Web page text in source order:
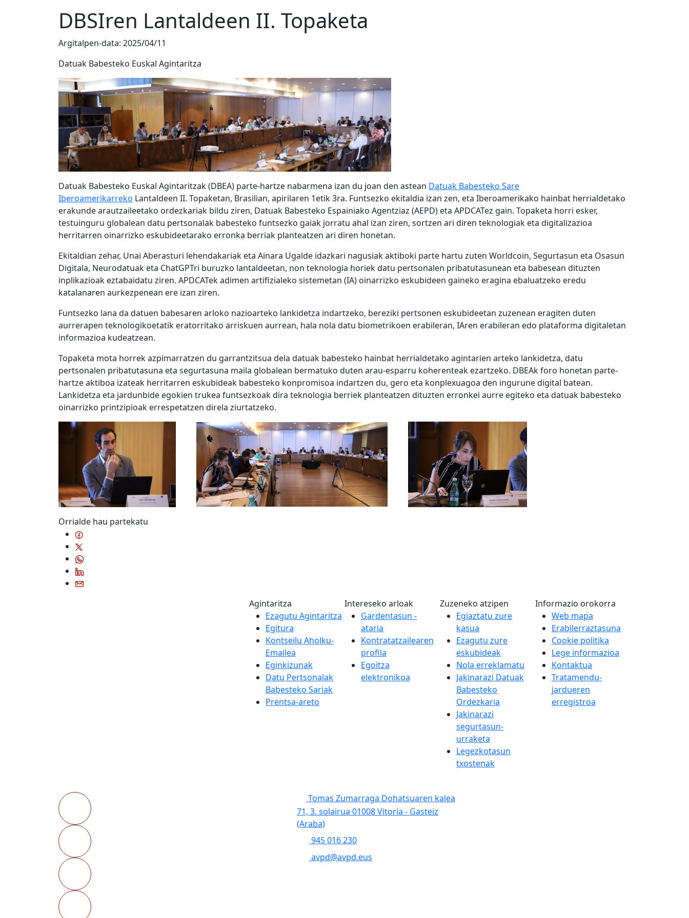
DBSIren Lantaldeen II. Topaketa
Argitalpen-data: 2025/04/11
Datuak Babesteko Euskal Agintaritza
Datuak Babesteko Euskal Agintaritzak (DBEA) parte-hartze nabarmena izan du joan den astean Datuak Babesteko Sare
Iberoamerikarreko Lantaldeen II. Topaketan, Brasilian, apirilaren 1etik 3ra. Funtsezko ekitaldia izan zen, eta Iberoamerikako hainbat herrialdetako
erakunde arautzaileetako ordezkariak bildu ziren, Datuak Babesteko Espainiako Agentziaz (AEPD) eta APDCATez gain. Topaketa horri esker,
testuinguru globalean datu pertsonalak babesteko funtsezko gaiak jorratu ahal izan ziren, sortzen ari diren teknologiak eta digitalizazioa
herritarren oinarrizko eskubideetarako erronka berriak planteatzen ari diren honetan.
Ekitaldian zehar, Unai Aberasturi lehendakariak eta Ainara Ugalde idazkari nagusiak aktiboki parte hartu zuten Worldcoin, Segurtasun eta Osasun
Digitala, Neurodatuak eta ChatGPTri buruzko lantaldeetan, non teknologia horiek datu pertsonalen pribatutasunean eta babesean dituzten
inplikazioak eztabaidatu ziren. APDCATek adimen artifizialeko sistemetan (IA) oinarrizko eskubideen gaineko eragina ebaluatzeko eredu
katalanaren aurkezpenean ere izan ziren.
Funtsezko lana da datuen babesaren arloko nazioarteko lankidetza indartzeko, bereziki pertsonen eskubideetan zuzenean eragiten duten
aurrerapen teknologikoetatik eratorritako arriskuen aurrean, hala nola datu biometrikoen erabileran, IAren erabileran edo plataforma digitaletan
informazioa kudeatzean.
Topaketa mota horrek azpimarratzen du garrantzitsua dela datuak babesteko hainbat herrialdetako agintarien arteko lankidetza, datu
pertsonalen pribatutasuna eta segurtasuna maila globalean bermatuko duten arau-esparru koherenteak ezartzeko. DBEAk foro honetan parte-
hartze aktiboa izateak herritarren eskubideak babesteko konpromisoa indartzen du, gero eta konplexuagoa den ingurune digital batean.
Lankidetza eta jardunbide egokien trukea funtsezkoak dira teknologia berriek planteatzen dituzten erronkei aurre egiteko eta datuak babesteko
oinarrizko printzipioak errespetatzen direla ziurtatzeko.
Orrialde hau partekatu
Agintaritza
Ezagutu Agintaritza
Egitura
Kontseilu Aholku-
Emailea
Eginkizunak
Datu Pertsonalak
Babesteko Sariak
Prentsa-areto
Intereseko arloak
Gardentasun -
ataria
Kontratatzailearen
profila
Egoitza
elektronikoa
Zuzeneko atzipen
Egiaztatu zure
kasua
Ezagutu zure
eskubideak
Nola erreklamatu
Jakinarazi Datuak
Babesteko
Ordezkaria
Jakinarazi
segurtasun-
urraketa
Legezkotasun
txostenak
Informazio orokorra
Web mapa
Erabilerraztasuna
Cookie politika
Lege informazioa
Kontaktua
Tratamendu-
jardueren
erregistroa
Tomas Zumarraga Dohatsuaren kalea
71, 3. solairua 01008 Vitoria - Gasteiz
(Araba)
945 016 230
avpd@avpd.eus